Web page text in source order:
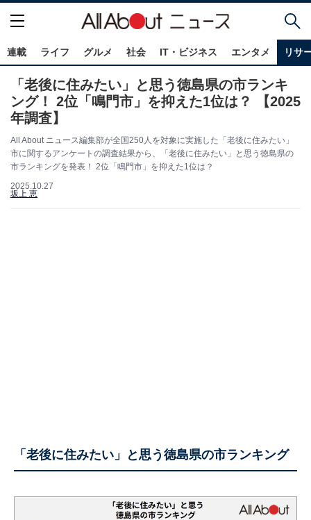
連載 ライフ グルメ 社会 IT・ビジネス エンタメ リサ
「老後に住みたい」と思う徳島県の市ランキ
ング！ 2位「鳴門市」を抑えた1位は？ 【2025
年調査】
All About ニュース編集部が全国250人を対象に実施した「老後に住みたい」
市に関するアンケートの調査結果から、「老後に住みたい」と思う徳島県の
市ランキングを発表！ 2位「鳴門市」を抑えた1位は？
2025.10.27
坂上 恵
「老後に住みたい」と思う徳島県の市ランキング